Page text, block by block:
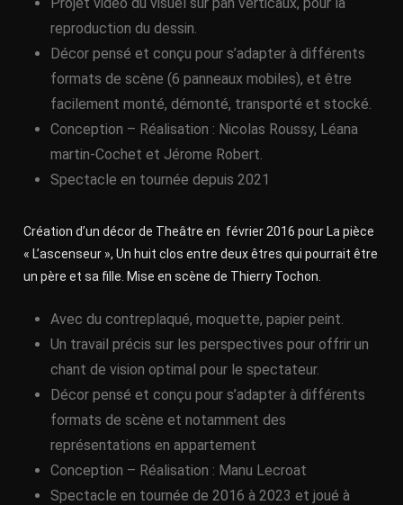
reproduction du dessin.
Décor pensé et conçu pour s’adapter à différents
formats de scène (6 panneaux mobiles), et être
facilement monté, démonté, transporté et stocké.
Conception – Réalisation : Nicolas Roussy, Léana
martin-Cochet et Jérome Robert.
Spectacle en tournée depuis 2021
Création d’un décor de Theâtre en février 2016 pour La pièce
« L’ascenseur », Un huit clos entre deux êtres qui pourrait être
un père et sa fille. Mise en scène de Thierry Tochon.
Avec du contreplaqué, moquette, papier peint.
Un travail précis sur les perspectives pour offrir un
chant de vision optimal pour le spectateur.
Décor pensé et conçu pour s’adapter à différents
formats de scène et notamment des
représentations en appartement
Conception – Réalisation : Manu Lecroat
Spectacle en tournée de 2016 à 2023 et joué à